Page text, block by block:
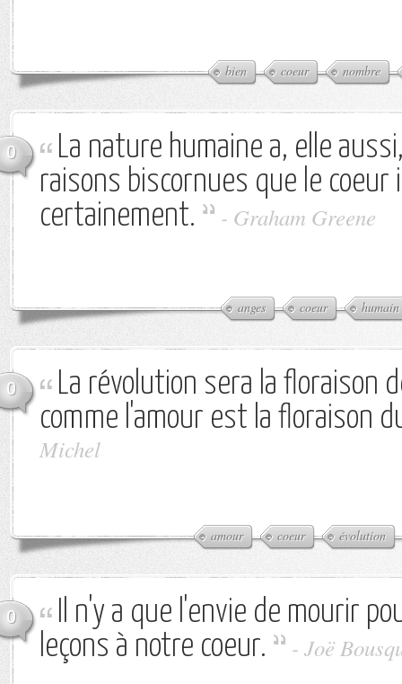
bien coeur nombre
0
La nature humaine a, elle
raisons biscornues que le coeur
certainement.
- Graham Greene
anges coeur humain
0
La révolution sera la floraison
comme l'amour est la floraison
Michel
amour coeur évolution
0
Il n'y a que l'envie de mourir
leçons à notre coeur.
- Joë